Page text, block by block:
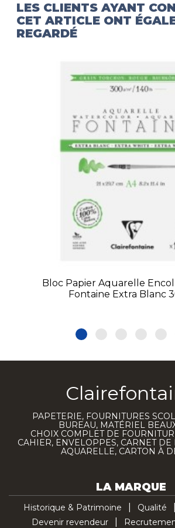
LES CLIENTS AYANT
CET ARTICLE ONT
REGARDÉ
Bloc Papier Aquarelle
Fontaine Extra Blanc
PAPETERIE, FOURNITURES
BUREAU, MATÉRIEL
CHOIX COMPLET DE
CAHIER, ENVELOPPES, CARNET DE
AQUARELLE, CARTON À
LA MARQUE
Historique & Patrimoine Qualité
Devenir revendeur